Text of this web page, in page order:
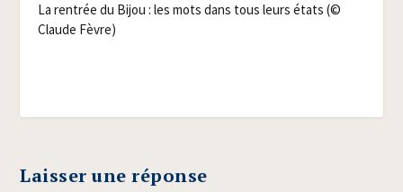
La ren­trée du Bijou : les mots dans tous leurs états (©
Claude Fèvre)
Laisser une réponse